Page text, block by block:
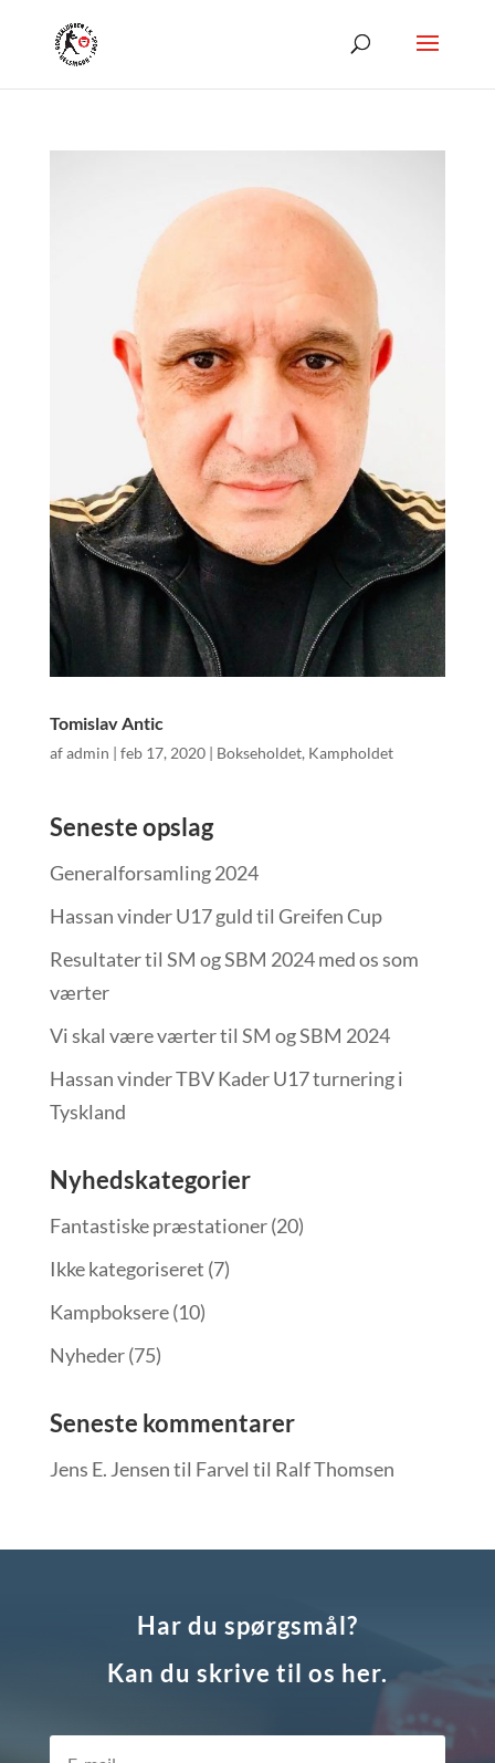
Tomislav Antic
afadmin | feb 17, 2020| Bokseholdet, Kampholdet
Seneste opslag
Generalforsamling 2024
Hassan vinder U17 guld til Greifen Cup
Resultater til SM og SBM 2024 med os som
værter
Vi skal være værter til SM og SBM 2024
Hassan vinder TBV Kader U17 turnering i
Tyskland
Nyhedskategorier
Fantastiske præstationer(20)
Ikke kategoriseret (7)
Kampboksere(10)
Nyheder(75)
Seneste kommentarer
Jens E. Jensentil Farvel til Ralf Thomsen
Har du spørgsmål?
Kan du skrive til os her.